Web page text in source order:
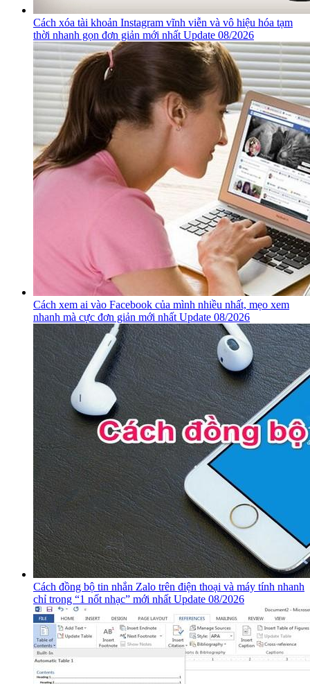
Cách xóa tài khoản Instagram vĩnh viễn và vô hiệu hóa tạm
thời nhanh gọn đơn giản mới nhất Update 08/2026
Cách xem ai vào Facebook của mình nhiều nhất, mẹo xem
nhanh mà cực đơn giản mới nhất Update 08/2026
Cách đồng bộ tin nhắn Zalo trên điện thoại và máy tính nhanh
chỉ trong “1 nốt nhạc” mới nhất Update 08/2026